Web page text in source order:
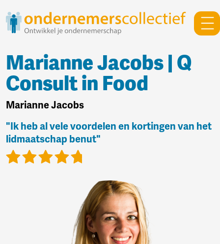
Marianne Jacobs | Q
Consult in Food
Marianne Jacobs
"Ik heb al vele voordelen en kortingen van het
lidmaatschap benut"